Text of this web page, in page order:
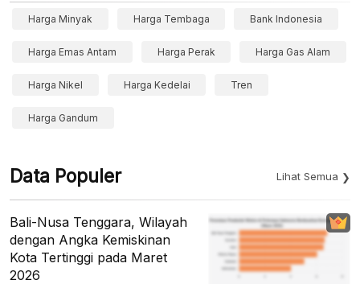
Harga Minyak Harga Tembaga Bank Indonesia
Harga Emas Antam Harga Perak Harga Gas Alam
Harga Nikel Harga Kedelai Tren
Harga Gandum
Data Populer Lihat Semua
Bali-Nusa Tenggara, Wilayah
dengan Angka Kemiskinan
Kota Tertinggi pada Maret
2026